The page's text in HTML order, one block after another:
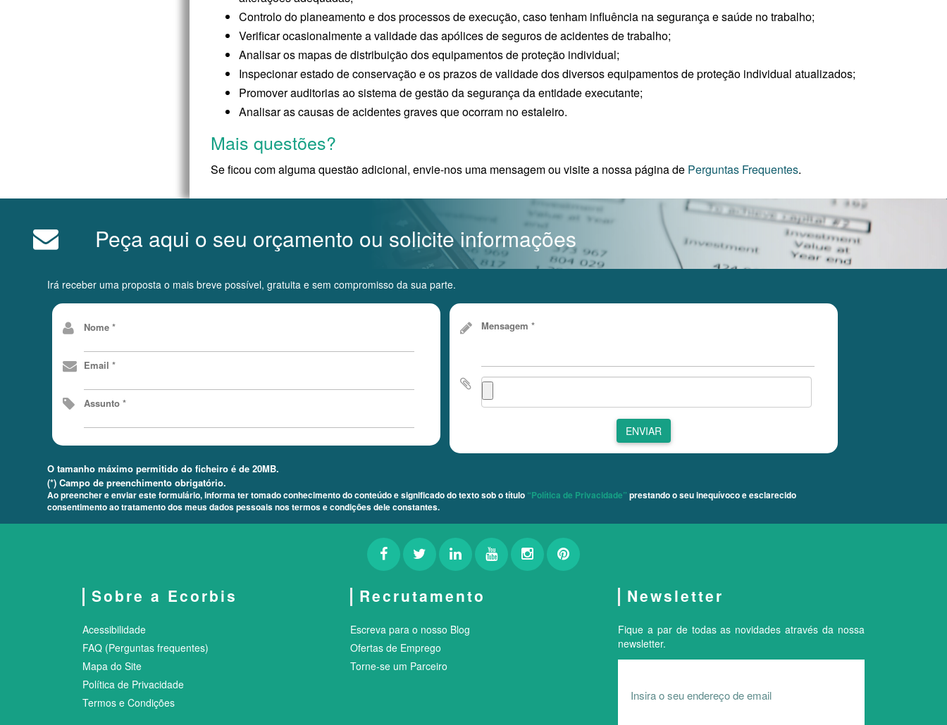
Controlo do planeamento e dos processos de execução, caso tenham influência na segurança e saúde no trabalho;
Verificar ocasionalmente a validade das apólices de seguros de acidentes de trabalho;
Analisar os mapas de distribuição dos equipamentos de proteção individual;
Inspecionar estado de conservação e os prazos de validade dos diversos equipamentos de proteção individual atualizados;
Promover auditorias ao sistema de gestão da segurança da entidade executante;
Analisar as causas de acidentes graves que ocorram no estaleiro.
Mais questões?
Se ficou com alguma questão adicional, envie-nos uma mensagem ou visite a nossa página de Perguntas Frequentes.
Peça aqui o seu orçamento ou solicite informações
Irá receber uma proposta o mais breve possível, gratuita e sem compromisso da sua parte.
Nome *
Email *
Assunto *
Mensagem *
ENVIAR
O tamanho máximo permitido do ficheiro é de 20MB.
(*) Campo de preenchimento obrigatório.
Ao preencher e enviar este formulário, informa ter tomado conhecimento do conteúdo e significado do texto sob o título “Política de Privacidade” prestando o seu inequívoco e esclarecido
consentimento ao tratamento dos meus dados pessoais nos termos e condições dele constantes.
Sobre a Ecorbis
Acessibilidade
FAQ (Perguntas frequentes)
Mapa do Site
Política de Privacidade
Termos e Condições
Recrutamento
Escreva para o nosso Blog
Ofertas de Emprego
Torne-se um Parceiro
Newsletter
Fique a par de todas as novidades através da nossa
newsletter.